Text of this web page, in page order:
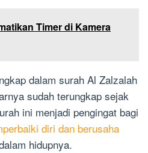
Timer di Kamera
dalam surah Al Zalzalah
sudah terungkap sejak
ini menjadi pengingat bagi
diri dan berusaha
hidupnya.